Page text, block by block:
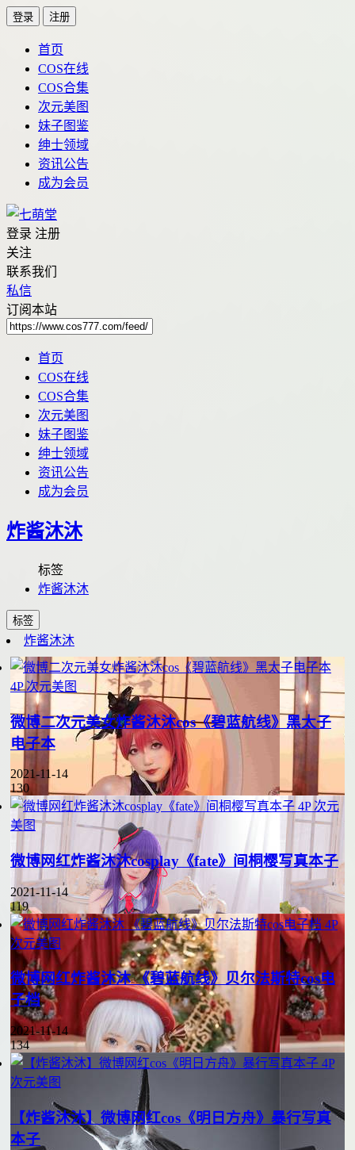
登录 注册
首页
COS在线
COS合集
次元美图
妹子图鉴
绅士领域
资讯公告
成为会员
登录 注册
关注
联系我们
私信
订阅本站
首页
COS在线
COS合集
次元美图
妹子图鉴
绅士领域
资讯公告
成为会员
炸酱沐沐
标签
炸酱沐沐
标签
炸酱沐沐
4P 次元美图
微博二次元美女炸酱沐沐cos《碧蓝航线》黑太子
电子本
2021-11-14
130
4P 次元
美图
微博网红炸酱沐沐cosplay《fate》间桐樱写真本子
2021-11-14
119
4P
次元美图
微博网红炸酱沐沐 《碧蓝航线》贝尔法斯特cos电
子档
2021-11-14
134
4P
次元美图
【炸酱沐沐】微博网红cos《明日方舟》暴行写真
本子